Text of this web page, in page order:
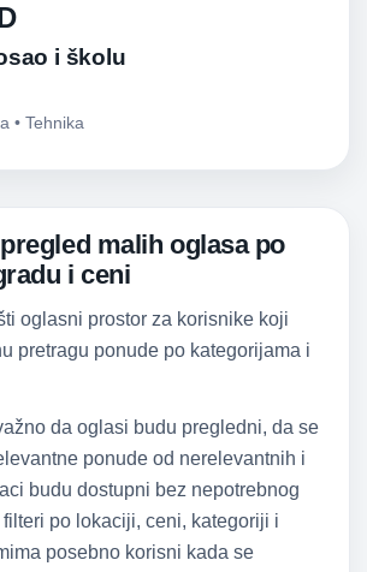
i školu
• Tehnika
malih oglasa po
i ceni
oglasni prostor za korisnike koji
pretragu ponude po kategorijama i
da oglasi budu pregledni, da se
ponude od nerelevantnih i
budu dostupni bez nepotrebnog
filteri po lokaciji, ceni, kategoriji i
posebno korisni kada se